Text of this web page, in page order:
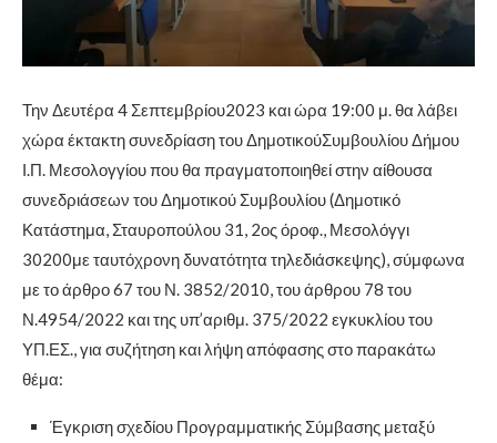
Την Δευτέρα 4 Σεπτεμβρίου2023 και ώρα 19:00 μ. θα λάβει
χώρα έκτακτη συνεδρίαση του ΔημοτικούΣυμβουλίου Δήμου
Ι.Π. Μεσολογγίου που θα πραγματοποιηθεί στην αίθουσα
συνεδριάσεων του Δημοτικού Συμβουλίου (Δημοτικό
Κατάστημα, Σταυροπούλου 31, 2ος όροφ., Μεσολόγγι
30200με ταυτόχρονη δυνατότητα τηλεδιάσκεψης), σύμφωνα
με το άρθρο 67 του Ν. 3852/2010, του άρθρου 78 του
Ν.4954/2022 και της υπ’αριθμ. 375/2022 εγκυκλίου του
ΥΠ.ΕΣ., για συζήτηση και λήψη απόφασης στο παρακάτω
θέμα:
Έγκριση σχεδίου Προγραμματικής Σύμβασης μεταξύ